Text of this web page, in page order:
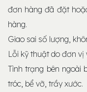
đơn hàng đã đặt
hàng.
Giao sai số lượng,
Lỗi kỹ thuật do đơn vị
Tình trạng bên ngoài
tróc, bể vỡ, trầy xước.